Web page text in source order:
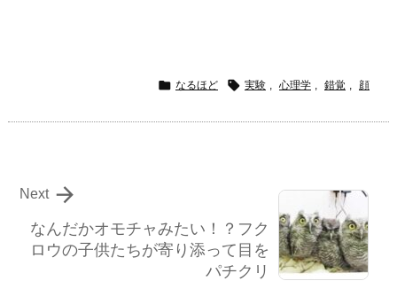
 なるほど  実験 心理学 錯覚 顔
なんだかオモチャみたい！？フク
ロウの子供たちが寄り添って目を
パチクリ

Next